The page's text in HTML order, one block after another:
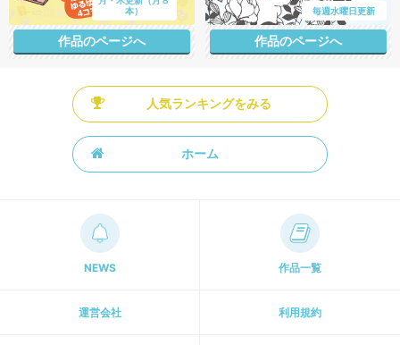
本）
作品のページへ
毎週水曜日更新
作品のページへ
人気ランキングをみる
ホーム
NEWS 作品一覧
運営会社 利用規約